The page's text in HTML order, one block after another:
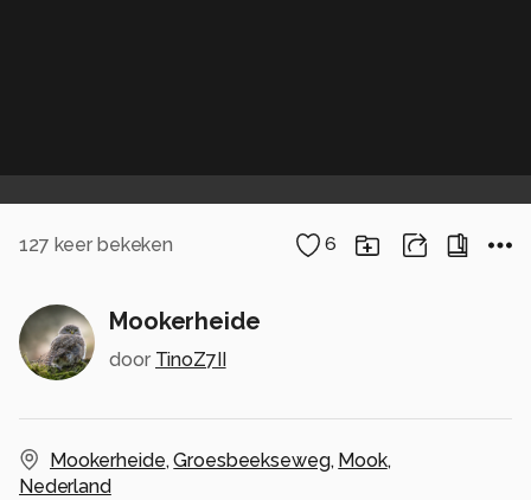
127 keer bekeken 6
Mookerheide
door TinoZ7II
Mookerheide,Groesbeekseweg, Mook,
Nederland